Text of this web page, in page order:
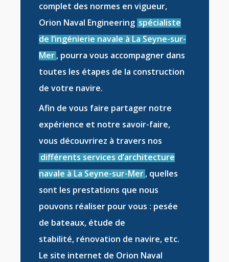
complet des normes en vigueur,
Orion Naval Engineering spécialiste
de l’ingénierie navale à La Seyne-sur-
Mer, pourra vous accompagner dans
toutes les étapes de la construction
de votre navire.
Afin de vous faire partager notre
expérience et notre savoir-faire,
vous découvrirez à travers nos
différents services d’architecture
navale à La Seyne-sur-Mer, quelles
sont les prestations que nous
pouvons réaliser pour vous : pesée
de bateaux, étude de
stabilité, rénovation de navire, etc.
Le site internet de Orion Naval